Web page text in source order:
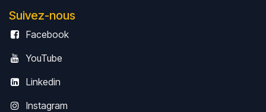
Suivez-nous
Facebook
YouTube
Linkedin
Instagram